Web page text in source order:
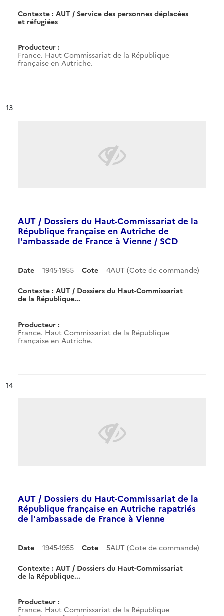
Contexte : AUT / Service des personnes déplacées
et réfugiées
Producteur :
France. Haut Commissariat de la République
française en Autriche.
n°
13
AUT / Dossiers du Haut-Commissariat de la
République française en Autriche de
l'ambassade de France à Vienne / SCD
Date 1945-1955 Cote 4AUT (Cote de commande)
Contexte : AUT / Dossiers du Haut-Commissariat
de la République...
Producteur :
France. Haut Commissariat de la République
française en Autriche.
n°
14
AUT / Dossiers du Haut-Commissariat de la
République française en Autriche rapatriés
de l'ambassade de France à Vienne
Date 1945-1955 Cote 5AUT (Cote de commande)
Contexte : AUT / Dossiers du Haut-Commissariat
de la République...
Producteur :
France. Haut Commissariat de la République